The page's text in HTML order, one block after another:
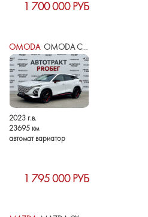
1 700 000 РУБ
OMODAOMODA C5 I
2023 г.в.
23695 км
автомат вариатор
1 795 000 РУБ